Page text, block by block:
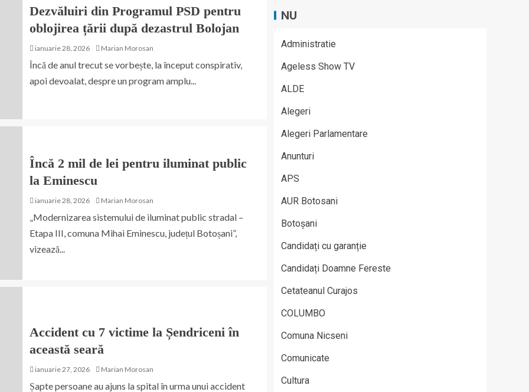
Dezvăluiri din Programul PSD pentru
oblojirea țării după dezastrul Bolojan
ianuarie 28, 2026 Marian Morosan
Încă de anul trecut se vorbește, la început conspirativ,
apoi devoalat, despre un program amplu...
Încă 2 mil de lei pentru iluminat public
la Eminescu
ianuarie 28, 2026 Marian Morosan
„Modernizarea sistemului de iluminat public stradal –
Etapa III, comuna Mihai Eminescu, județul Botoșani”,
vizează...
Accident cu 7 victime la Șendriceni în
această seară
ianuarie 27, 2026 Marian Morosan
Șapte persoane au ajuns la spital în urma unui accident
NU
Administratie
Ageless Show TV
ALDE
Alegeri
Alegeri Parlamentare
Anunturi
APS
AUR Botosani
Botoșani
Candidați cu garanție
Candidați Doamne Fereste
Cetateanul Curajos
COLUMBO
Comuna Nicseni
Comunicate
Cultura